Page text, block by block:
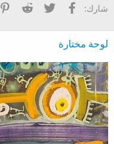
شارك: فيسبوك تويتر Reddit
لوحة مختارة